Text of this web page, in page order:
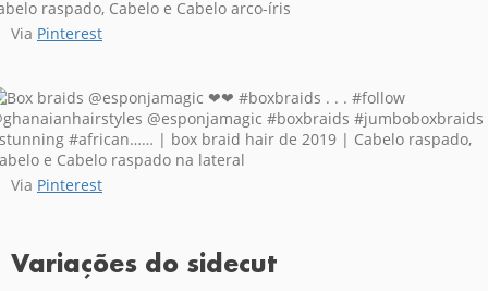
Via Pinterest
Via Pinterest
Variações do sidecut